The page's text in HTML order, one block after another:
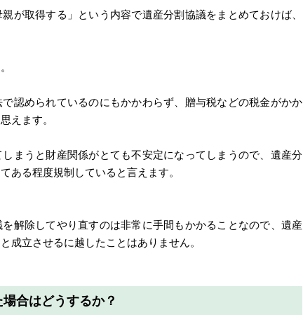
が取得する」という内容で遺産分割協議をまとめておけば、
認められているのにもかかわらず、贈与税などの税金がかか
えます。
まうと財産関係がとても不安定になってしまうので、遺産分
ある程度規制していると言えます。
解除してやり直すのは非常に手間もかかることなので、遺産
成立させるに越したことはありません。
合はどうするか？